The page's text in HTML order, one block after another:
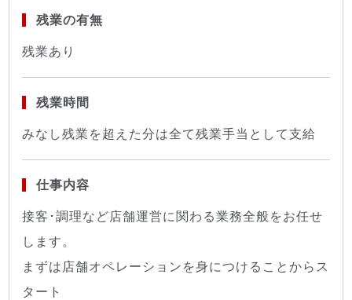
残業の有無
残業あり
残業時間
みなし残業を超えた分は全て残業手当として支給
仕事内容
接客･調理など店舗運営に関わる業務全般をお任せ
します。
まずは店舗オペレーションを身につけることからス
タート